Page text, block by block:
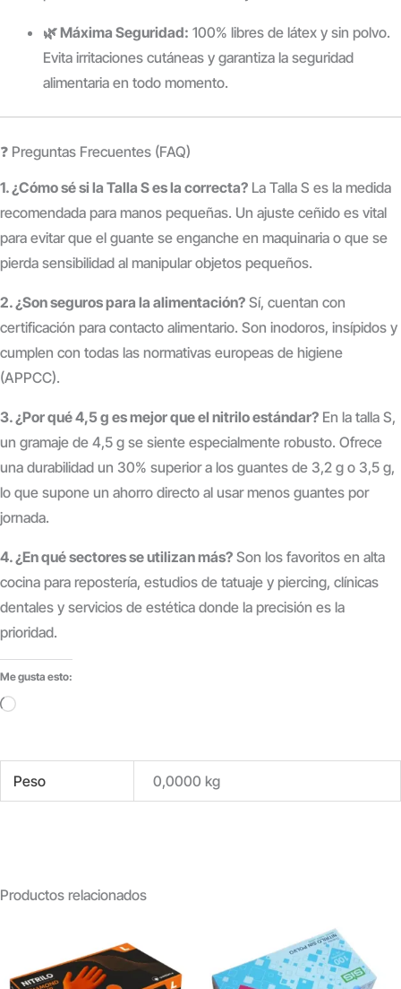
🌿 Máxima Seguridad: 100% libres de látex y sin polvo.
Evita irritaciones cutáneas y garantiza la seguridad
alimentaria en todo momento.
❓ Preguntas Frecuentes (FAQ)
1. ¿Cómo sé si la Talla S es la correcta? La Talla S es la medida
recomendada para manos pequeñas. Un ajuste ceñido es vital
para evitar que el guante se enganche en maquinaria o que se
pierda sensibilidad al manipular objetos pequeños.
2. ¿Son seguros para la alimentación? Sí, cuentan con
certificación para contacto alimentario. Son inodoros, insípidos y
cumplen con todas las normativas europeas de higiene
(APPCC).
3. ¿Por qué 4,5 g es mejor que el nitrilo estándar? En la talla S,
un gramaje de 4,5 g se siente especialmente robusto. Ofrece
una durabilidad un 30% superior a los guantes de 3,2 g o 3,5 g,
lo que supone un ahorro directo al usar menos guantes por
jornada.
4. ¿En qué sectores se utilizan más? Son los favoritos en alta
cocina para repostería, estudios de tatuaje y piercing, clínicas
dentales y servicios de estética donde la precisión es la
prioridad.
Me gusta esto:
Cargando...
Peso 0,0000 kg
Productos relacionados